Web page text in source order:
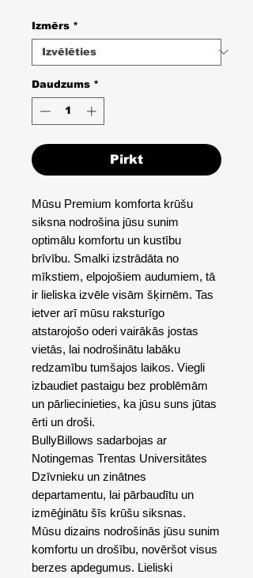
Izmērs *
Daudzums *
Pirkt
Mūsu Premium komforta krūšu
siksna nodrošina jūsu sunim
optimālu komfortu un kustību
brīvību. Smalki izstrādāta no
mīkstiem, elpojošiem audumiem, tā
ir lieliska izvēle visām šķirnēm. Tas
ietver arī mūsu raksturīgo
atstarojošo oderi vairākās jostas
vietās, lai nodrošinātu labāku
redzamību tumšajos laikos. Viegli
izbaudiet pastaigu bez problēmām
un pārliecinieties, ka jūsu suns jūtas
ērti un droši.
BullyBillows sadarbojas ar
Notingemas Trentas Universitātes
Dzīvnieku un zinātnes
departamentu, lai pārbaudītu un
izmēģinātu šīs krūšu siksnas.
Mūsu dizains nodrošinās jūsu sunim
komfortu un drošību, novēršot visus
berzes apdegumus. Lieliski